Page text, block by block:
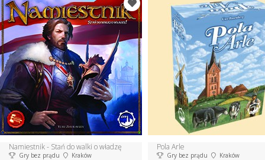
Namiestnik - Stań do walki o władzę
Gry bez prądu Kraków
Pola Arle
Gry bez prądu Kraków